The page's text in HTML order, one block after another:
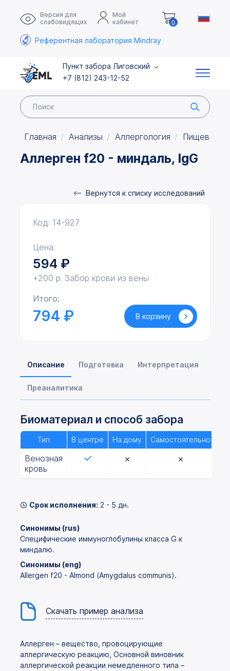
Версия для
слабовидящих
Мой
кабинет
0
Референтная лаборатория Mindray
Пункт забора Лиговский
+7 (812) 243-12-52
Главная Анализы Аллергология Пищевые
Аллерген f20 - миндаль, IgG
Вернутся к списку исследований
Описание Подготовка Интерпретация
Преаналитика
Биоматериал и способ забора
Тип В центре На дому Самостоятельно
Венозная
кровь
Срок исполнения: 2 - 5 дн.
Синонимы (rus)
Специфические иммуноглобулины класса G к
миндалю.
Синонимы (eng)
Allergen f20 - Almond (Amygdalus communis).
Скачать пример анализа
Аллерген – вещество, провоцирующие
аллергическую реакцию, Основной виновник
аллергической реакции немедленного типа –
Код: 14-927
Цена:
594 ₽
+200 р. Забор крови из вены
Итого:
794 ₽ В корзину